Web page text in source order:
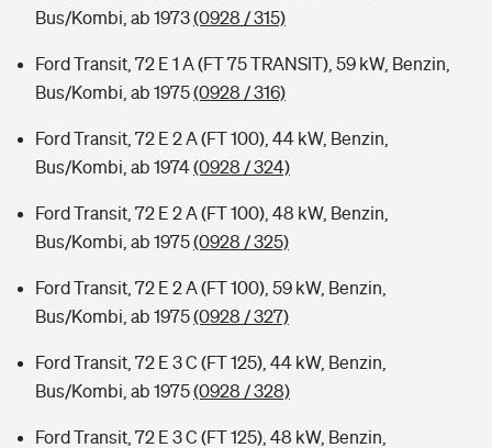
Bus/Kombi, ab 1973(0928 / 315)
Ford Transit, 72 E 1 A (FT 75 TRANSIT), 59 kW, Benzin,
Bus/Kombi, ab 1975(0928 / 316)
Ford Transit, 72 E 2 A (FT 100), 44 kW, Benzin,
Bus/Kombi, ab 1974(0928 / 324)
Ford Transit, 72 E 2 A (FT 100), 48 kW, Benzin,
Bus/Kombi, ab 1975(0928 / 325)
Ford Transit, 72 E 2 A (FT 100), 59 kW, Benzin,
Bus/Kombi, ab 1975(0928 / 327)
Ford Transit, 72 E 3 C (FT 125), 44 kW, Benzin,
Bus/Kombi, ab 1975(0928 / 328)
Ford Transit, 72 E 3 C (FT 125), 48 kW, Benzin,